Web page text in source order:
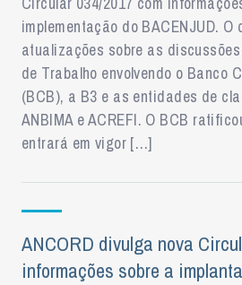
implementação do BACENJUD. O
atualizações sobre as
de Trabalho envolvendo o Banco
(BCB), a B3 e as entidades de
ANBIMA e ACREFI. O BCB
entrará em vigor […]
ANCORD divulga nova
informações sobre a